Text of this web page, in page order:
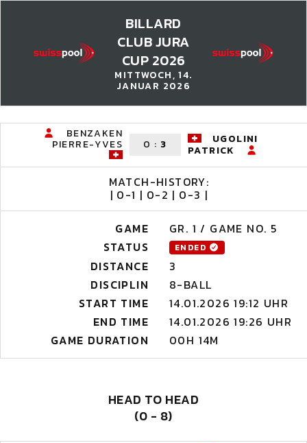
BILLARD
CLUB JURA
CUP 2026
MITTWOCH, 14.
JANUAR 2026
BENZAKEN
PIERRE-YVES 0 : 3
UGOLINI
PATRICK
MATCH-HISTORY:
| 0-1 | 0-2 | 0-3 |
GAME
GR. 1 / GAME NO. 5
STATUS
ENDED
DISTANCE
3
DISCIPLIN
8-BALL
START TIME
14.01.2026 19:12 UHR
END TIME
14.01.2026 19:26 UHR
GAME DURATION
00H 14M
HEAD TO HEAD
(0 - 8)